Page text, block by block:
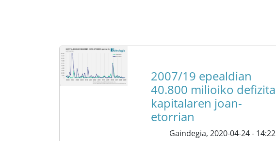
2007/19 epealdian
40.800 milioiko defizita
kapitalaren joan-
etorrian
Gaindegia, 2020-04-24 - 14:22